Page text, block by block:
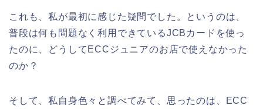
これも、私が最初に感じた疑問でした。というのは、
普段は何も問題なく利用できているJCBカードを使っ
たのに、どうしてECCジュニアのお店で使えなかった
のか？
そして、私自身色々と調べてみて、思ったのは、ECC